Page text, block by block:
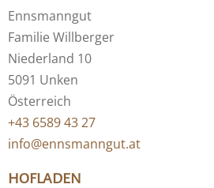
Ennsmanngut
Familie Willberger
Niederland 10
5091 Unken
Österreich
+43 6589 43 27
info@ennsmanngut.at
HOFLADEN